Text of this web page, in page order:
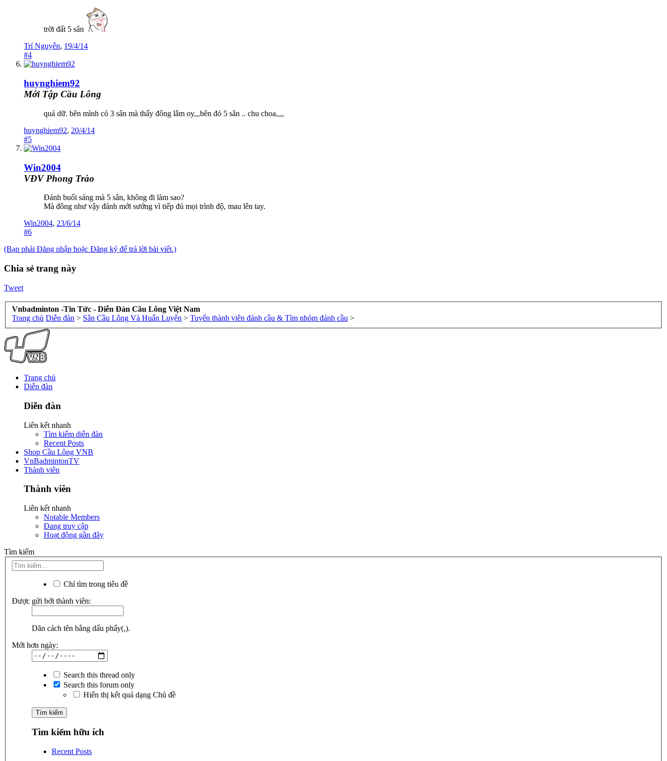
trời đất 5 sân
Trí Nguyễn, 19/4/14
#4
huynghiem92
Mới Tập Cầu Lông
quá dữ. bên mình có 3 sân mà thấy đông lắm oy,,,bên đó 5 sân .. chu choa,,,,
huynghiem92, 20/4/14
#5
Win2004
VĐV Phong Trào
Đánh buổi sáng mà 5 sân, không đi làm sao?
Mà đông như vậy đánh mới sướng vì tiếp đủ mọi trình độ, mau lên tay.
Win2004, 23/6/14
#6
(Bạn phải Đăng nhập hoặc Đăng ký để trả lời bài viết.)
Chia sẻ trang này
Tweet
Vnbadminton -Tin Tức - Diễn Đàn Cầu Lông Việt Nam
Trang chủ Diễn đàn > Sân Cầu Lông Và Huấn Luyện > Tuyển thành viên đánh cầu & Tìm nhóm đánh cầu >
Trang chủ
Diễn đàn
Diễn đàn
Liên kết nhanh
Tìm kiếm diễn đàn
Recent Posts
Shop Cầu Lông VNB
VnBadmintonTV
Thành viên
Thành viên
Liên kết nhanh
Notable Members
Đang truy cập
Hoạt động gần đây
Tìm kiếm
Chỉ tìm trong tiêu đề
Được gửi bởi thành viên:
Dãn cách tên bằng dấu phẩy(,).
Mới hơn ngày:
Search this thread only
Search this forum only
Hiển thị kết quả dạng Chủ đề
Tìm kiếm hữu ích
Recent Posts